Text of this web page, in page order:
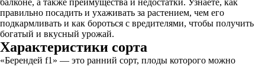
балконе, а также преимущества и недостатки. Узнаете, как
правильно посадить и ухаживать за растением, чем его
подкармливать и как бороться с вредителями, чтобы получить
богатый и вкусный урожай.
Характеристики сорта
«Берендей f1» — это ранний сорт, плоды которого можно